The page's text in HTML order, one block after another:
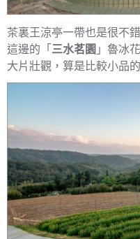
茶裏王涼亭一帶也是很不
這邊的「 三水茗園 」魯冰
大片壯觀，算是比較小品